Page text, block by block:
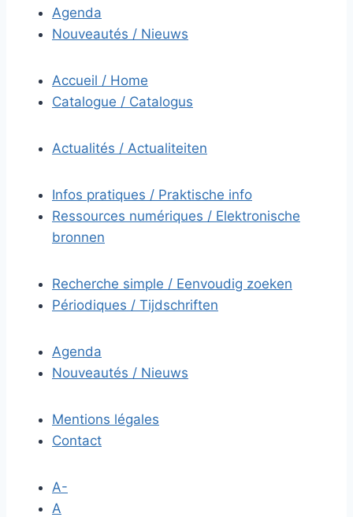
Agenda
Nouveautés / Nieuws
Accueil / Home
Catalogue / Catalogus
Actualités / Actualiteiten
Infos pratiques / Praktische info
Ressources numériques / Elektronische
bronnen
Recherche simple / Eenvoudig zoeken
Périodiques / Tijdschriften
Agenda
Nouveautés / Nieuws
Mentions légales
Contact
A-
A